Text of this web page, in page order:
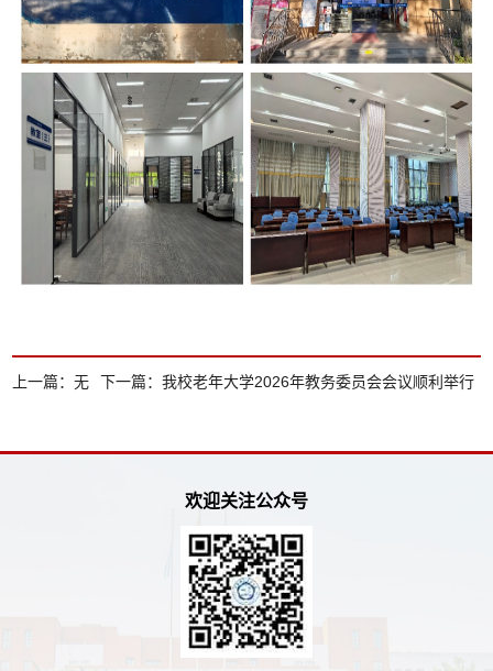
上一篇：无 下一篇：我校老年大学2026年教务委员会会议顺利举行
欢迎关注公众号